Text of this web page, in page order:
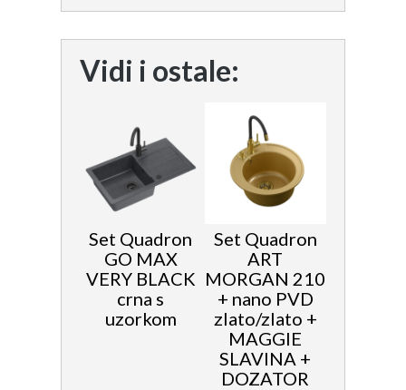
Vidi i ostale:
Set Quadron
GO MAX
VERY BLACK
crna s
uzorkom
Set Quadron
ART
MORGAN 210
+ nano PVD
zlato/zlato +
MAGGIE
SLAVINA +
DOZATOR